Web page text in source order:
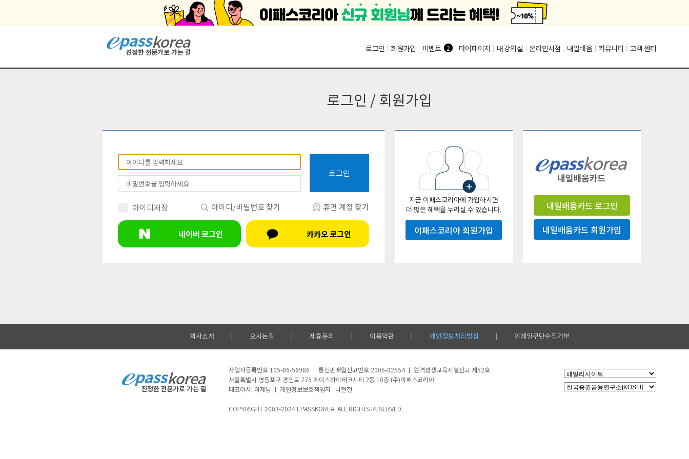
로그인 | 회원가입 | 이벤트 2 | 마이페이지 | 내 강의실 | 온라인서점 | 내일배움 | 커뮤니티 | 고객 센터
로그인 / 회원가입
로그인
아이디저장 아이디/비밀번호 찾기 휴면 계정 찾기
네이버 로그인 카카오 로그인
지금 이패스코리아에 가입하시면
더 많은 혜택을 누리실 수 있습니다.
이패스코리아 회원가입
내일배움카드 로그인
내일배움카드 회원가입
회사소개 | 오시는길 | 제휴문의 | 이용약관 | 개인정보처리방침 | 이메일무단수집거부
사업자등록번호 105-86-56986 ㅣ 통신판매업신고번호 2005-02554 ㅣ 원격평생교육시설신고 제52호
서울특별시 영등포구 경인로 775 에이스하이테크시티 2동 10층 (주)이패스코리아
대표이사: 이재남 ㅣ 개인정보보호책임자 : 나현철
COPYRIGHT 2003-2024 EPASSKOREA. ALL RIGHTS RESERVED.